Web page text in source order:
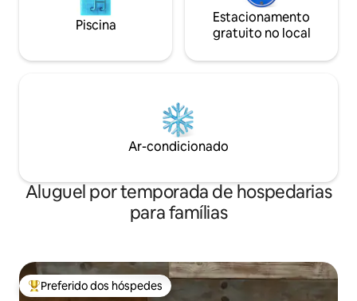
Piscina
Estacionamento
gratuito no local
Ar-condicionado
Aluguel por temporada de hospedarias
para famílias
Entre os melhores preferidos dos hóspedes
Preferido dos hóspedes